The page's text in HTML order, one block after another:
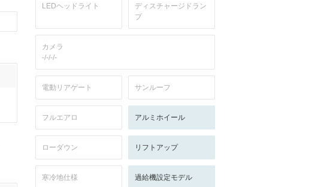
LEDヘッドライト
ディスチャージドラン
プ
カメラ
-/-/-/-
電動リアゲート サンルーフ
フルエアロ アルミホイール
ローダウン リフトアップ
寒冷地仕様 過給機設定モデル